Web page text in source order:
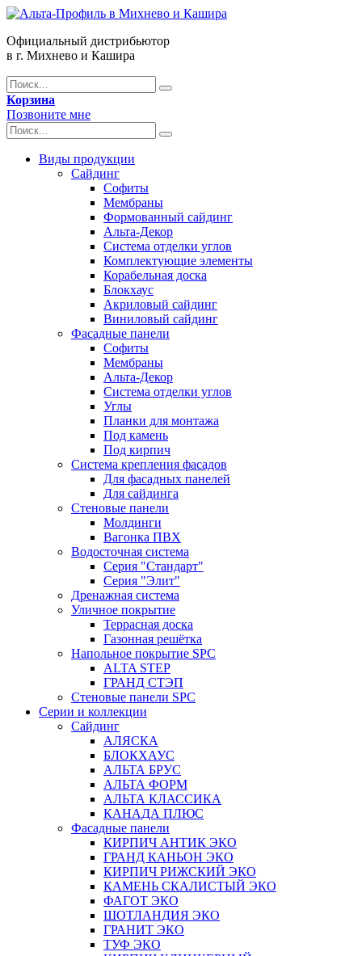
Официальный дистрибьютор
в г. Михнево и Кашира
Корзина
Позвоните мне
Виды продукции
Сайдинг
Софиты
Мембраны
Формованный сайдинг
Альта-Декор
Система отделки углов
Комплектующие элементы
Корабельная доска
Блокхаус
Акриловый сайдинг
Виниловый сайдинг
Фасадные панели
Софиты
Мембраны
Альта-Декор
Система отделки углов
Углы
Планки для монтажа
Под камень
Под кирпич
Система крепления фасадов
Для фасадных панелей
Для сайдинга
Стеновые панели
Молдинги
Вагонка ПВХ
Водосточная система
Серия "Стандарт"
Серия "Элит"
Дренажная система
Уличное покрытие
Террасная доска
Газонная решётка
Напольное покрытие SPC
ALTA STEP
ГРАНД СТЭП
Стеновые панели SPC
Серии и коллекции
Сайдинг
АЛЯСКА
БЛОКХАУС
АЛЬТА БРУС
АЛЬТА ФОРМ
АЛЬТА КЛАССИКА
КАНАДА ПЛЮС
Фасадные панели
КИРПИЧ АНТИК ЭКО
ГРАНД КАНЬОН ЭКО
КИРПИЧ РИЖСКИЙ ЭКО
КАМЕНЬ СКАЛИСТЫЙ ЭКО
ФАГОТ ЭКО
ШОТЛАНДИЯ ЭКО
ГРАНИТ ЭКО
ТУФ ЭКО